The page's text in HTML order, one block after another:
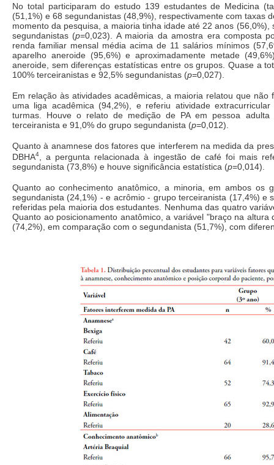
No total participaram do estudo 139 estudantes de Medicina
(51,1%) e 68 segundanistas (48,9%), respectivamente com taxas
momento da pesquisa, a maioria tinha idade até 22 anos
segundanistas (p=0,023). A maioria da amostra era composta
renda familiar mensal média acima de 11 salários mínimos
aparelho aneroide (95,6%) e aproximadamente metade
aneroide, sem diferenças estatísticas entre os grupos. Quase a
100% terceiranistas e 92,5% segundanistas (p=0,027).
Em relação às atividades acadêmicas, a maioria relatou que
uma liga acadêmica (94,2%), e referiu atividade
turmas. Houve o relato de medição de PA em pessoa
terceiranista e 91,0% do grupo segundanista (p=0,012).
Quanto à anamnese dos fatores que interferem na medida da
DBHA4
, a pergunta relacionada à ingestão de café foi mais
segundanista (73,8%) e houve significância estatística (p=0,014).
Quanto ao conhecimento anatômico, a minoria, em ambos os
segundanista (24,1%) - e acrômio - grupo terceiranista (17,4%) e
referidas pela maioria dos estudantes. Nenhuma das quatro
Quanto ao posicionamento anatômico, a variável "braço na
(74,2%), em comparação com o segundanista (51,7%), com